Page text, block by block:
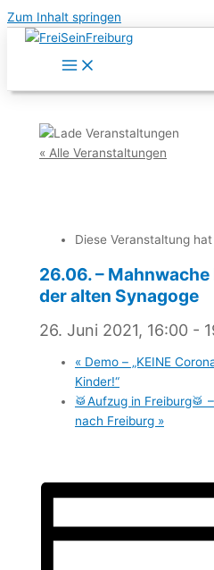
Zum Inhalt springen
« Alle Veranstaltungen
Diese Veranstaltung
26.06. –
der alten Synagoge
26. Juni 2021, 16:00 -
«Demo – „KEINE
Kinder!“
🥁Aufzug in Freiburg🥁
nach Freiburg »